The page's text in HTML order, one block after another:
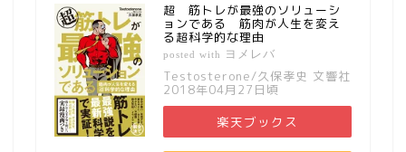
超 筋トレが最強のソリューシ
ョンである 筋肉が人生を変え
る超科学的な理由
posted with ヨメレバ
Testosterone/久保孝史 文響社
2018年04月27日頃
楽天ブックス